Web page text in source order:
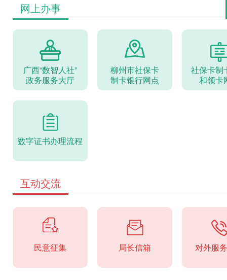
网上办事
广西“数智人社”
政务服务大厅
柳州市社保卡
制卡银行网点
社保卡制
和领卡
数字证书办理流程
互动交流
民意征集 局长信箱 对外服